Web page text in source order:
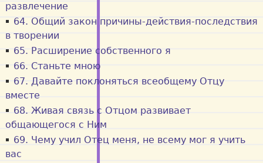
развлечение
64. Общий закон причины-действия-последствия
в творении
65. Расширение собственного я
66. Станьте мною
67. Давайте поклоняться всеобщему Отцу
вместе
68. Живая связь с Отцом развивает
общающегося с Ним
69. Чему учил Отец меня, не всему мог я учить
вас